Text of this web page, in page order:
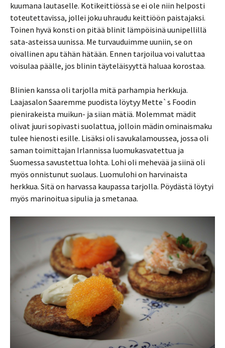
kuumana lautaselle. Kotikeittiössä se ei ole niin helposti
toteutettavissa, jollei joku uhraudu keittiöön paistajaksi.
Toinen hyvä konsti on pitää blinit lämpöisinä uunipellillä
sata-asteissa uunissa. Me turvauduimme uuniin, se on
oivallinen apu tähän hätään. Ennen tarjoilua voi valuttaa
voisulaa päälle, jos blinin täyteläisyyttä haluaa korostaa.
Blinien kanssa oli tarjolla mitä parhampia herkkuja.
Laajasalon Saaremme puodista löytyy Mette`s Foodin
pienirakeista muikun- ja siian mätiä. Molemmat mädit
olivat juuri sopivasti suolattua, jolloin mädin ominaismaku
tulee hienosti esille. Lisäksi oli savukalamoussea, jossa oli
saman toimittajan Irlannissa luomukasvatettua ja
Suomessa savustettua lohta. Lohi oli mehevää ja siinä oli
myös onnistunut suolaus. Luomulohi on harvinaista
herkkua. Sitä on harvassa kaupassa tarjolla. Pöydästä löytyi
myös marinoitua sipulia ja smetanaa.